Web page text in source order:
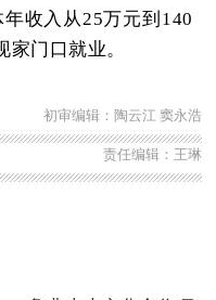
收入从25万元到140
门口就业。
初审编辑：陶云江 窦永浩
责任编辑：王琳